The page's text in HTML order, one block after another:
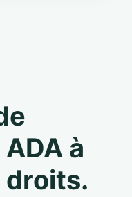
à
droits.